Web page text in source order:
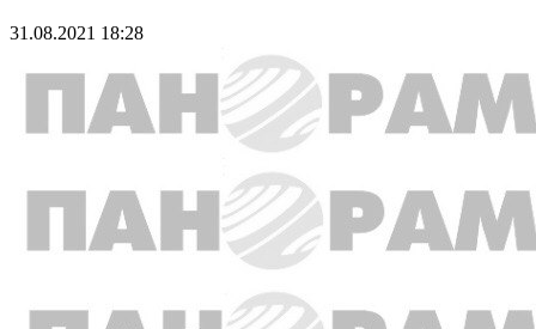
31.08.2021 18:28